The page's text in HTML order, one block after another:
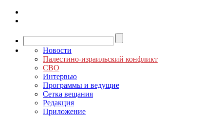
Новости
Палестино-израильский конфликт
СВО
Интервью
Программы и ведущие
Сетка вещания
Редакция
Приложение